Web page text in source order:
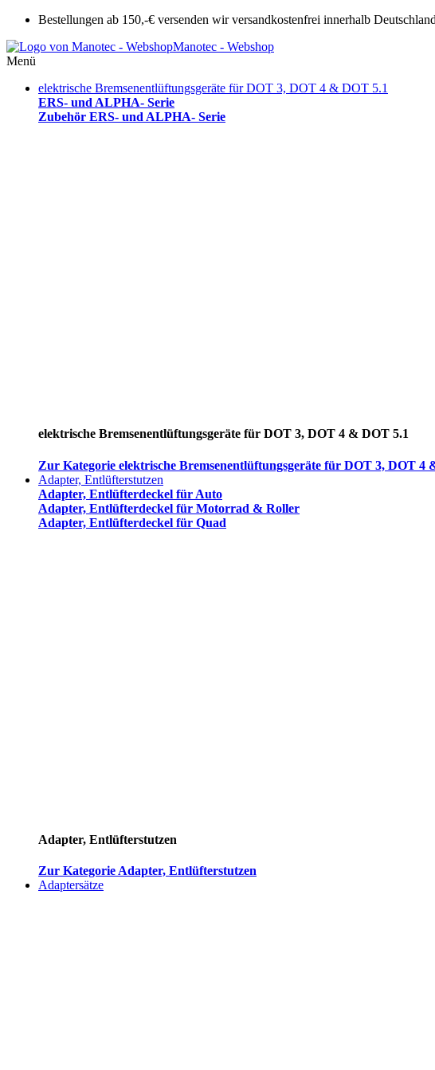
Bestellungen ab 150,-€ versenden wir versandkostenfrei innerhalb
Manotec - Webshop
Menü
elektrische Bremsenentlüftungsgeräte für DOT 3, DOT 4 & DOT 5.1
ERS- und ALPHA- Serie
Zubehör ERS- und ALPHA- Serie
elektrische Bremsenentlüftungsgeräte für DOT 3, DOT 4 & DOT 5.1
Zur Kategorie elektrische Bremsenentlüftungsgeräte für DOT 3, DOT 4
Adapter, Entlüfterstutzen
Adapter, Entlüfterdeckel für Auto
Adapter, Entlüfterdeckel für Motorrad & Roller
Adapter, Entlüfterdeckel für Quad
Adapter, Entlüfterstutzen
Zur Kategorie Adapter, Entlüfterstutzen
Adaptersätze